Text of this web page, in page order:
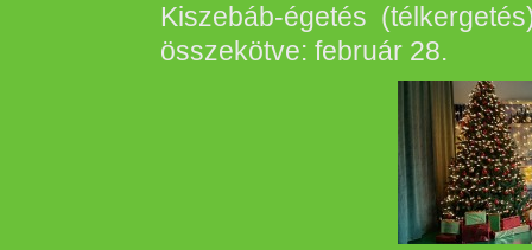
Kiszebáb-égetés
összekötve: február 28.